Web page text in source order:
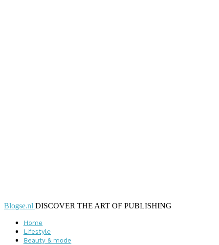
Blogse.nl DISCOVER THE ART OF PUBLISHING
Home
Lifestyle
Beauty & mode